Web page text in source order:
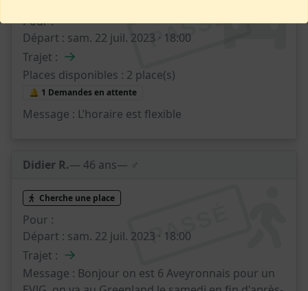
PASSÉ
Pour :
Départ : sam. 22 juil. 2023 · 18:00
Trajet : →
Places disponibles : 2 place(s)
🔔 1 Demandes en attente
Message : L’horaire est flexible
Didier R.— 46 ans— ♂️
PASSÉ
Cherche une place
Pour :
Départ : sam. 22 juil. 2023 · 18:00
Trajet : →
Message : Bonjour on est 6 Aveyronnais pour un